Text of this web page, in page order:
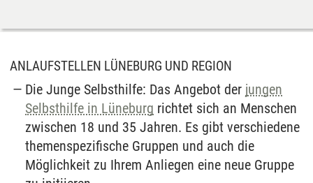
ANLAUFSTELLEN LÜNEBURG UND REGION
Die Junge Selbsthilfe: Das Angebot der jungen
Selbsthilfe in Lüneburg richtet sich an Menschen
zwischen 18 und 35 Jahren. Es gibt verschiedene
themenspezifische Gruppen und auch die
Möglichkeit zu Ihrem Anliegen eine neue Gruppe